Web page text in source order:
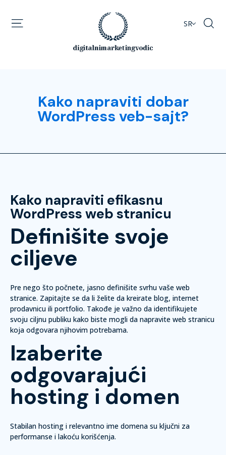
SR
Kako napraviti dobar
WordPress veb-sajt?
Kako napraviti efikasnu
WordPress web stranicu
Definišite svoje
ciljeve
Pre nego što počnete, jasno definišite svrhu vaše web
stranice. Zapitajte se da li želite da kreirate blog, internet
prodavnicu ili portfolio. Takođe je važno da identifikujete
svoju ciljnu publiku kako biste mogli da napravite web stranicu
koja odgovara njihovim potrebama.
Izaberite
odgovarajući
hosting i domen
Stabilan hosting i relevantno ime domena su ključni za
performanse i lakoću korišćenja.